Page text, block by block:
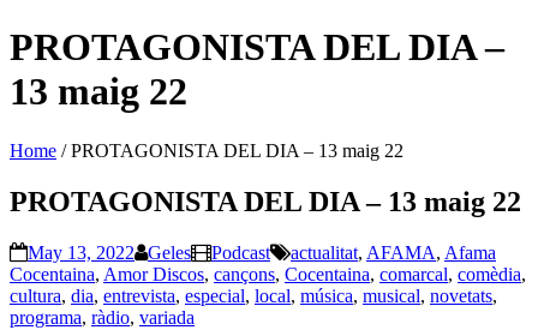
PROTAGONISTA DEL DIA –
13 maig 22
Home /PROTAGONISTA DEL DIA – 13 maig 22
PROTAGONISTA DEL DIA – 13 maig 22
May 13, 2022 Geles Podcast actualitat, AFAMA, Afama
Cocentaina, Amor Discos, cançons, Cocentaina, comarcal, comèdia,
cultura, dia, entrevista, especial, local, música, musical, novetats,
programa, ràdio, variada